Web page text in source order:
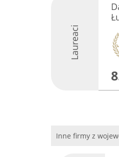
Laureaci
Inne firmy z